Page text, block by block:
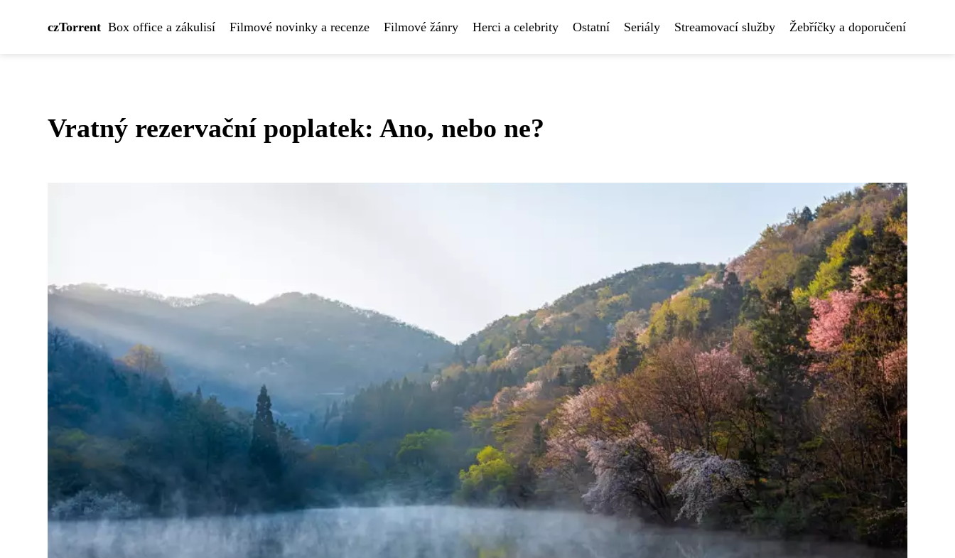
czTorrent Box office a zákulisí Filmové novinky a recenze Filmové žánry Herci a celebrity Ostatní Seriály Streamovací služby Žebříčky a doporučení
Vratný rezervační poplatek: Ano, nebo ne?